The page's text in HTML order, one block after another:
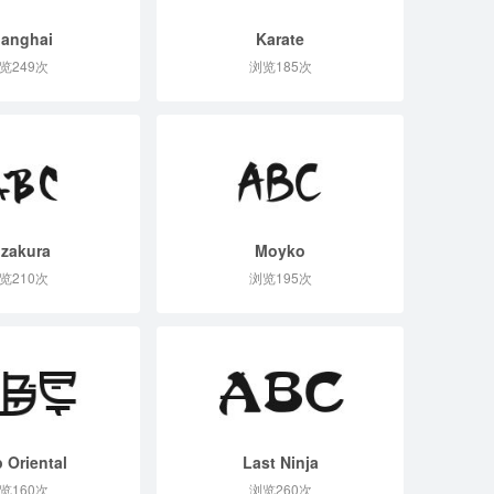
249次
Karate
浏览185次
210次
Moyko
浏览195次
Oriental
160次
Last Ninja
浏览260次